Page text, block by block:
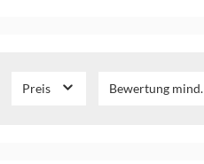
Preis Bewertung mind.